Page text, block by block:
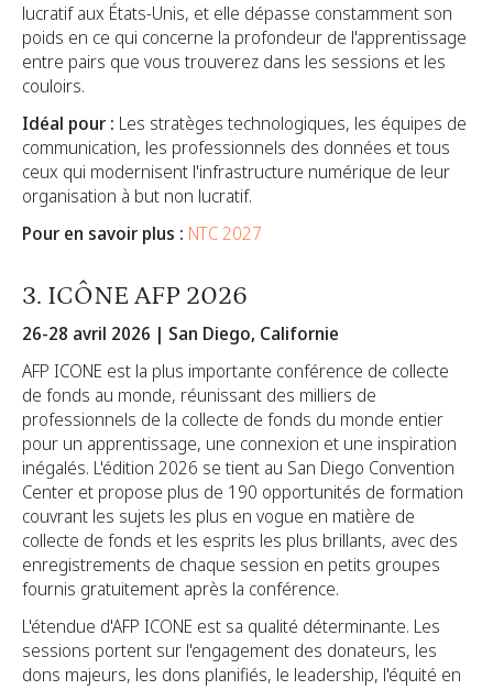
lucratif aux États-Unis, et elle dépasse constamment son
poids en ce qui concerne la profondeur de l'apprentissage
entre pairs que vous trouverez dans les sessions et les
couloirs.
Idéal pour : Les stratèges technologiques, les équipes de
communication, les professionnels des données et tous
ceux qui modernisent l'infrastructure numérique de leur
organisation à but non lucratif.
Pour en savoir plus : NTC 2027
3. ICÔNE AFP 2026
26-28 avril 2026 | San Diego, Californie
AFP ICONE est la plus importante conférence de collecte
de fonds au monde, réunissant des milliers de
professionnels de la collecte de fonds du monde entier
pour un apprentissage, une connexion et une inspiration
inégalés. L'édition 2026 se tient au San Diego Convention
Center et propose plus de 190 opportunités de formation
couvrant les sujets les plus en vogue en matière de
collecte de fonds et les esprits les plus brillants, avec des
enregistrements de chaque session en petits groupes
fournis gratuitement après la conférence.
L'étendue d'AFP ICONE est sa qualité déterminante. Les
sessions portent sur l'engagement des donateurs, les
dons majeurs, les dons planifiés, le leadership, l'équité en